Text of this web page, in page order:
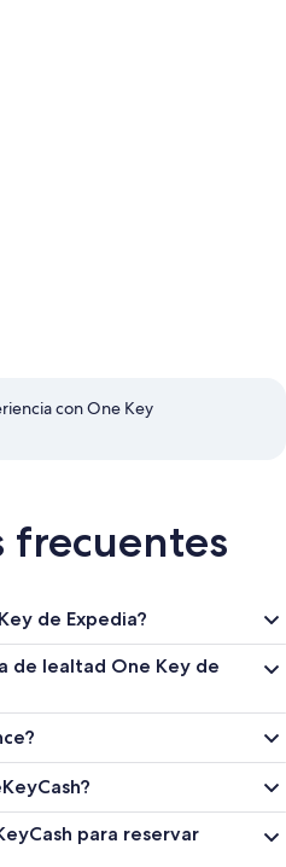
socios
con One Key
frecuentes
de Expedia?
de lealtad One Key de
para reservar